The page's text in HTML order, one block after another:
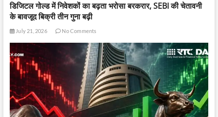
डिजिटल गोल्ड में निवेशकों का बढ़ता भरोसा बरकरार, SEBI की चेतावनी
के बावजूद बिक्री तीन गुना बढ़ी
July 21, 2026 No Comments